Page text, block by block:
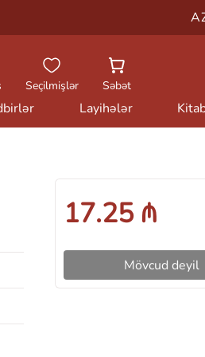
Seçilmişlər Səbət
Layihələr
17.25 ₼
Mövcud deyil